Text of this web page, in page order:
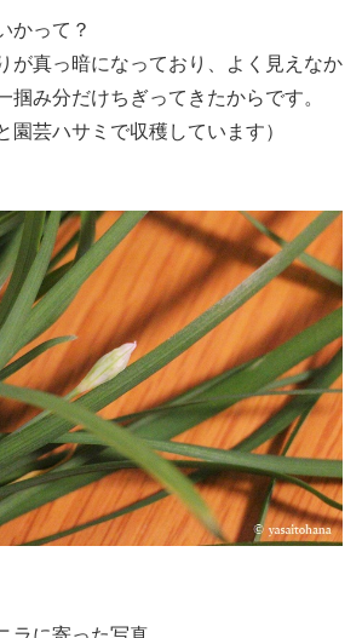
かって？
が真っ暗になっており、よく見えなか
掴み分だけちぎってきたからです。
園芸ハサミで収穫しています）